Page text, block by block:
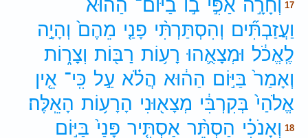
17 וְחָרָ֣ה אַפִּ֣י ב֣וֹ בַיּוֹם־ הַ֠הוּא
וַעֲזַבְתִּ֞ים וְהִסְתַּרְתִּ֨י פָנַ֤י מֵהֶם֙ וְהָיָ֣ה
לֶֽאֱכֹ֔ל וּמְצָאֻ֛הוּ רָע֥וֹת רַבּ֖וֹת וְצָר֑וֹת
וְאָמַר֙ בַּיּ֣וֹם הַה֔וּא הֲלֹ֗א עַ֣ל כִּֽי־ אֵ֤ין
אֱלֹהַי֙ בְּקִרְבִּ֔י מְצָא֖וּנִי הָרָע֥וֹת הָאֵֽלֶּה׃
18 וְאָנֹכִ֗י הַסְתֵּ֨ר אַסְתִּ֤יר פָּנַי֙ בַּיּ֣וֹם